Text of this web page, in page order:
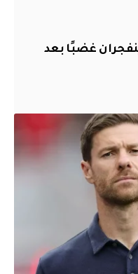
ينفجران غضبًا بعد